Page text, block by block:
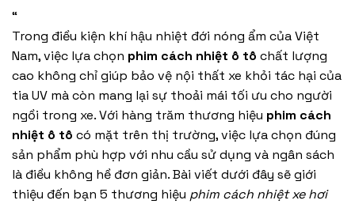
“
Trong điều kiện khí hậu nhiệt đới nóng ẩm của Việt
Nam, việc lựa chọn phim cách nhiệt ô tô chất lượng
cao không chỉ giúp bảo vệ nội thất xe khỏi tác hại của
tia UV mà còn mang lại sự thoải mái tối ưu cho người
ngồi trong xe. Với hàng trăm thương hiệu phim cách
nhiệt ô tô có mặt trên thị trường, việc lựa chọn đúng
sản phẩm phù hợp với nhu cầu sử dụng và ngân sách
là điều không hề đơn giản. Bài viết dưới đây sẽ giới
thiệu đến bạn 5 thương hiệu phim cách nhiệt xe hơi